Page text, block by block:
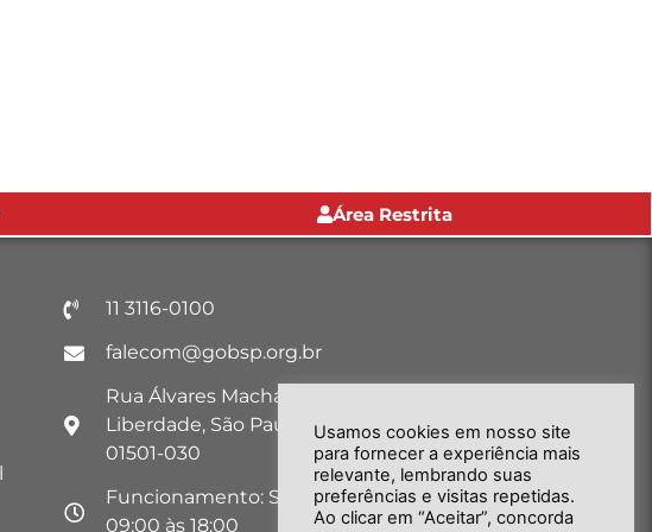
Área Restrita
11 3116-0100
falecom@gobsp.org.br
Rua Álvares Machado, nº 18, Bairro
Liberdade, São Paulo-SP - CEP:
01501-030
Funcionamento: Seg. a Sex. das
09:00 às 18:00
Usamos cookies em nosso site
para fornecer a experiência mais
relevante, lembrando suas
preferências e visitas repetidas.
Ao clicar em “Aceitar”, concorda